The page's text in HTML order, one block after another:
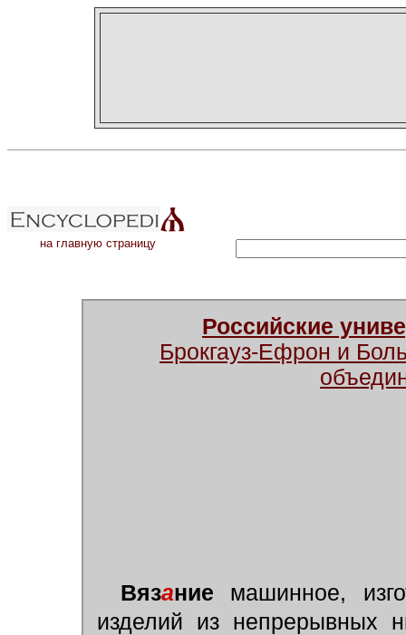
на главную страницу
Российские
Брокгауз-Ефрон и
Вязание машинное,
изделий из непрерывных